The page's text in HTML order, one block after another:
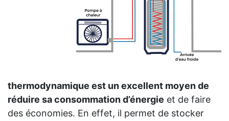
thermodynamique est un excellent moyen de
réduire sa consommation d’énergie et de faire
des économies. En effet, il permet de stocker